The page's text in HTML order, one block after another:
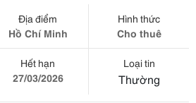
Địa điểm
Hồ Chí Minh
Hình thức
Cho thuê
Hết hạn
27/03/2026
Loại tin
Thường